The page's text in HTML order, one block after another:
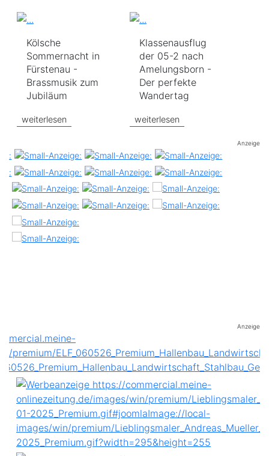
Kölsche
Sommernacht in
Fürstenau -
Brassmusik zum
Jubiläum
weiterlesen
Klassenausflug
der 05-2 nach
Amelungsborn -
Der perfekte
Wandertag
weiterlesen
Anzeige
Anzeige